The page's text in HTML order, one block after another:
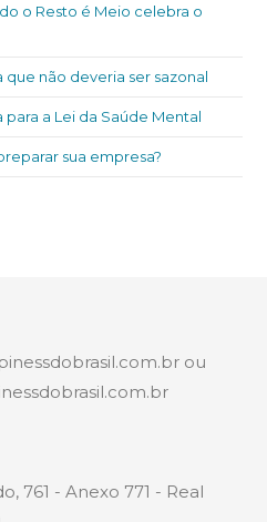
o Resto é Meio celebra o
não deveria ser sazonal
a Lei da Saúde Mental
sua empresa?
ou
761 - Anexo 771 - Real